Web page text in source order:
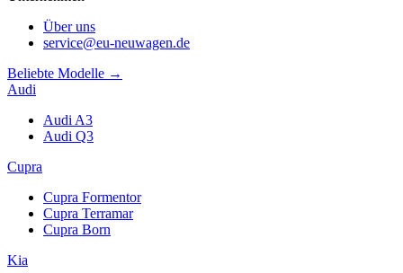
Über uns
service@eu-neuwagen.de
Beliebte Modelle →
Audi
Audi A3
Audi Q3
Cupra
Cupra Formentor
Cupra Terramar
Cupra Born
Kia